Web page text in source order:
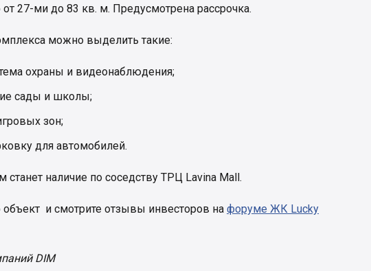
27-ми до 83 кв. м. Предусмотрена рассрочка.
можно выделить такие:
охраны и видеонаблюдения;
сады и школы;
зон;
для автомобилей.
наличие по соседству ТРЦ Lavina Mall.
и смотрите отзывы инвесторов на форуме ЖК Lucky
DIM